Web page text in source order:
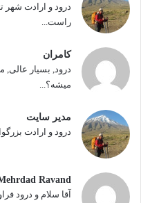
درود و ارادت شهر
راست...
کامران
درود, بسیار عالی,
میشه؟...
مدیر سایت
درود و ارادت
Ravand
آقا سلام و درود